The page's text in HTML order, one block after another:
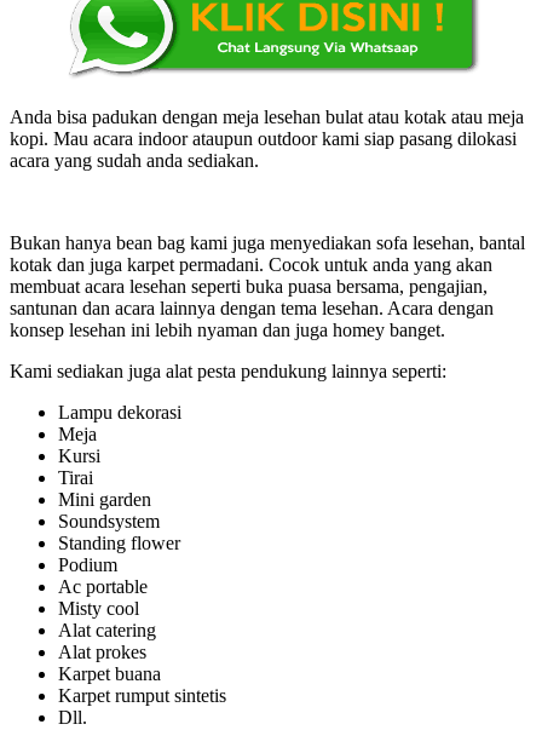
Anda bisa padukan dengan meja lesehan bulat atau kotak atau meja
kopi. Mau acara indoor ataupun outdoor kami siap pasang dilokasi
acara yang sudah anda sediakan.
Bukan hanya bean bag kami juga menyediakan sofa lesehan, bantal
kotak dan juga karpet permadani. Cocok untuk anda yang akan
membuat acara lesehan seperti buka puasa bersama, pengajian,
santunan dan acara lainnya dengan tema lesehan. Acara dengan
konsep lesehan ini lebih nyaman dan juga homey banget.
Kami sediakan juga alat pesta pendukung lainnya seperti:
Lampu dekorasi
Meja
Kursi
Tirai
Mini garden
Soundsystem
Standing flower
Podium
Ac portable
Misty cool
Alat catering
Alat prokes
Karpet buana
Karpet rumput sintetis
Dll.